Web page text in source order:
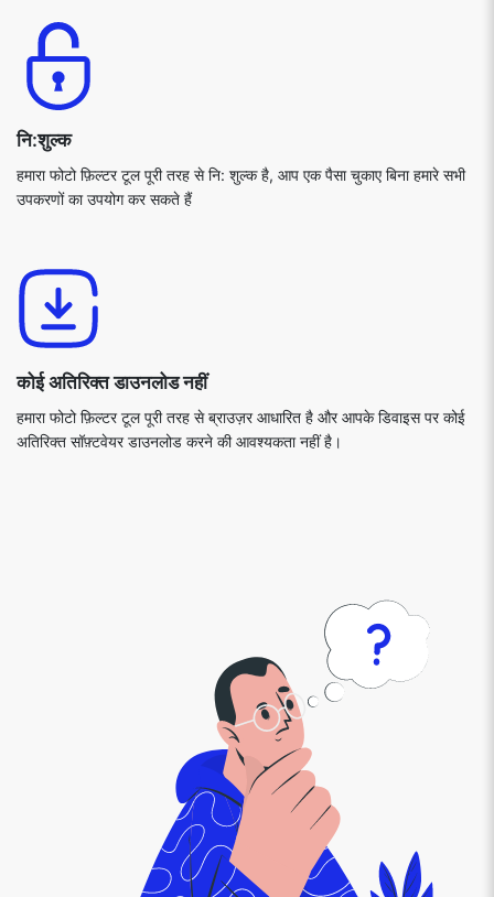
नि:शुल्क
हमारा फोटो फ़िल्टर टूल पूरी तरह से नि: शुल्क है, आप एक पैसा चुकाए बिना हमारे सभी
उपकरणों का उपयोग कर सकते हैं
कोई अतिरिक्त डाउनलोड नहीं
हमारा फोटो फ़िल्टर टूल पूरी तरह से ब्राउज़र आधारित है और आपके डिवाइस पर कोई
अतिरिक्त सॉफ़्टवेयर डाउनलोड करने की आवश्यकता नहीं है।